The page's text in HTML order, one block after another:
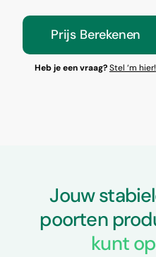
Prijs Berekenen
Heb je een vraag?Stel ‘m hier!
Jouw
poorten
kunt